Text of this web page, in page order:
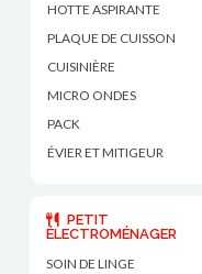
HOTTE ASPIRANTE
PLAQUE DE CUISSON
CUISINIÈRE
MICRO ONDES
PACK
ÉVIER ET MITIGEUR
PETIT
ÉLECTROMÉNAGER
SOIN DE LINGE